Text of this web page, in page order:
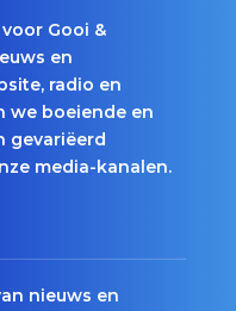
Gooi &
en
radio en
we boeiende en
gevariëerd
media-kanalen.
nieuws en